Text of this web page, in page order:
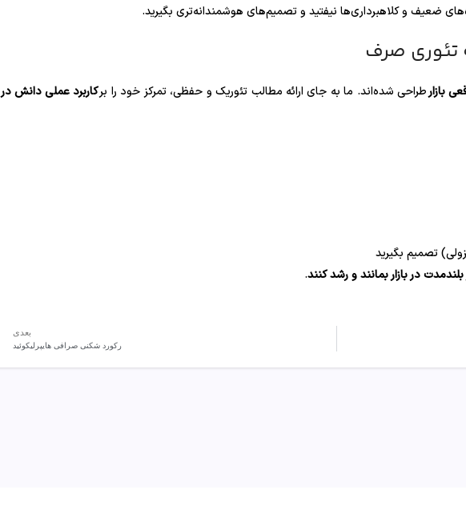
ضعیف و کلاهبرداری‌ها نیفتید و تصمیم‌های هوشمندانه‌تری بگیرید.
تئوری صرف
بازارطراحی شده‌اند. ما به جای ارائه مطالب تئوریک و حفظی، تمرکز خود را برکاربرد عملی دانش در
تصمیم بگیرید
در بازار بمانند و رشد کنند.
بعدی
رکورد شکنی صرافی هایپرلیکوئید